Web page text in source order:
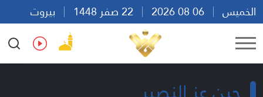
الخميس
بيروت
13:22
Ar En Fr Es